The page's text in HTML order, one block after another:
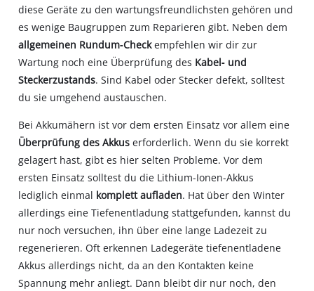
diese Geräte zu den wartungsfreundlichsten gehören und
es wenige Baugruppen zum Reparieren gibt. Neben dem
allgemeinen Rundum‐Checkempfehlen wir dir zur
Wartung noch eine Überprüfung des Kabel‐ und
Steckerzustands. Sind Kabel oder Stecker defekt, solltest
du sie umgehend austauschen.
Bei Akkumähern ist vor dem ersten Einsatz vor allem eine
Überprüfung des Akkus erforderlich. Wenn du sie korrekt
gelagert hast, gibt es hier selten Probleme. Vor dem
ersten Einsatz solltest du die Lithium-Ionen-Akkus
lediglich einmal komplett aufladen. Hat über den Winter
allerdings eine Tiefenentladung stattgefunden, kannst du
nur noch versuchen, ihn über eine lange Ladezeit zu
regenerieren. Oft erkennen Ladegeräte tiefenentladene
Akkus allerdings nicht, da an den Kontakten keine
Spannung mehr anliegt. Dann bleibt dir nur noch, den